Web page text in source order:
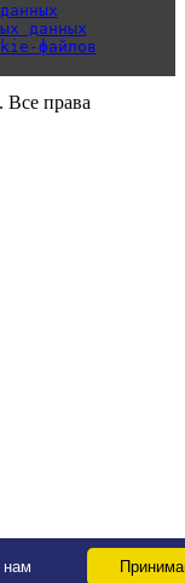
данных
файлов
права
нам